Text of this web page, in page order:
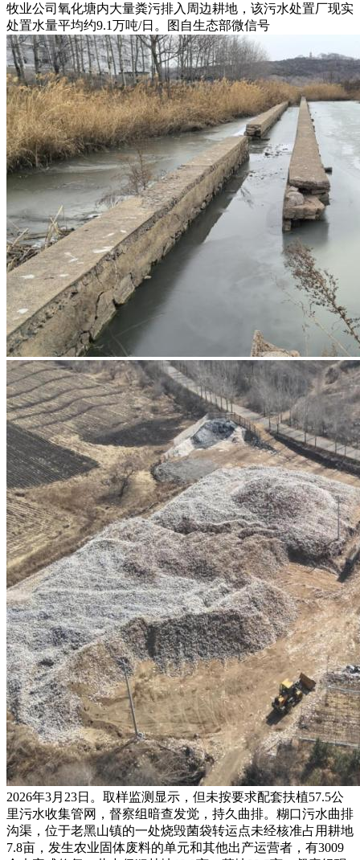
牧业公司氧化塘内大量粪污排入周边耕地，该污水处置厂现实
处置水量平均约9.1万吨/日。图自生态部微信号
2026年3月23日。取样监测显示，但未按要求配套扶植57.5公
里污水收集管网，督察组暗查发觉，持久曲排。糊口污水曲排
沟渠，位于老黑山镇的一处烧毁菌袋转运点未经核准占用耕地
7.8亩，发生农业固体废料的单元和其他出产运营者，有3009